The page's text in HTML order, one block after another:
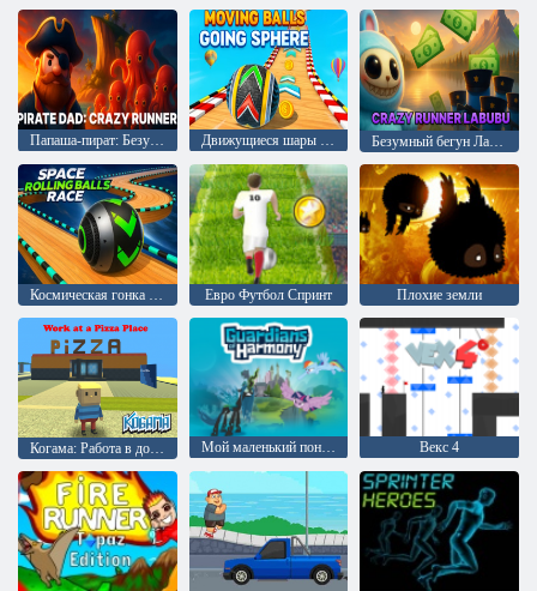
Безумный бегун Лабубу
Евро Футбол Спринт Плохие земли
Когама: Работа в доставке пиццы Мой маленький пони: Опекуны гармонии Векс 4